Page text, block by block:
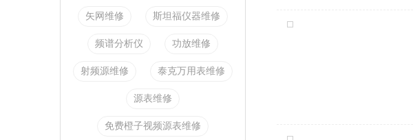
矢网维修 斯坦福仪器维修
频谱分析仪 功放维修
射频源维修 泰克万用表维修
源表维修
免费橙子视频源表维修